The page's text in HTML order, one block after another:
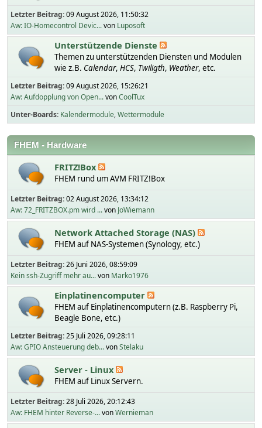
Letzter Beitrag:09 August 2026, 11:50:32
Aw: IO-Homecontrol Devic...von Luposoft
Unterstützende Dienste
Themen zu unterstützenden Diensten und Modulen
wie z.B. Calendar, HCS, Twiligth, Weather, etc.
Letzter Beitrag:09 August 2026, 15:26:21
Aw: Aufdopplung von Open...vonCoolTux
Unter-Boards Kalendermodule Wettermodule
FHEM - Hardware
FRITZ!Box
FHEM rund um AVM FRITZ!Box
Letzter Beitrag:02 August 2026, 13:34:12
Aw: 72_FRITZBOX.pm wird ...von JoWiemann
Network Attached Storage (NAS)
FHEM auf NAS-Systemen (Synology, etc.)
Letzter Beitrag:26 Juni 2026, 08:59:09
Kein ssh-Zugriff mehr au...von Marko1976
Einplatinencomputer
FHEM auf Einplatinencomputern (z.B. Raspberry Pi,
Beagle Bone, etc.)
Letzter Beitrag:25 Juli 2026, 09:28:11
Aw: GPIO Ansteuerung deb...vonStelaku
Server - Linux
FHEM auf Linux Servern.
Letzter Beitrag:28 Juli 2026, 20:12:43
Aw: FHEM hinter Reverse-...vonWernieman